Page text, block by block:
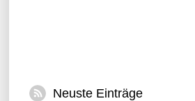
Neuste Einträge